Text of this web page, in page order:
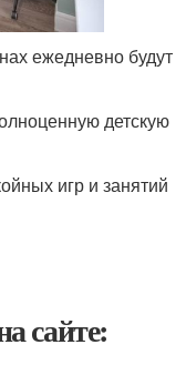
ежедневно будут
детскую
игр и занятий
сайте: